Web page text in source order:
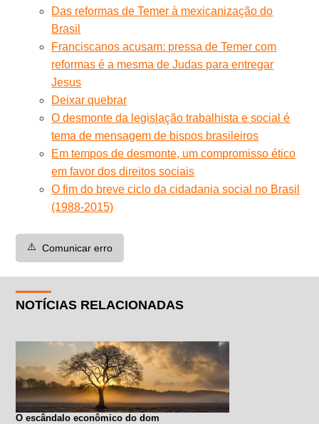
Das reformas de Temer à mexicanização do
Brasil
Franciscanos acusam: pressa de Temer com
reformas é a mesma de Judas para entregar
Jesus
Deixar quebrar
O desmonte da legislação trabalhista e social é
tema de mensagem de bispos brasileiros
Em tempos de desmonte, um compromisso ético
em favor dos direitos sociais
O fim do breve ciclo da cidadania social no Brasil
(1988-2015)
⚠️ Comunicar erro
NOTÍCIAS RELACIONADAS
O escândalo econômico do dom